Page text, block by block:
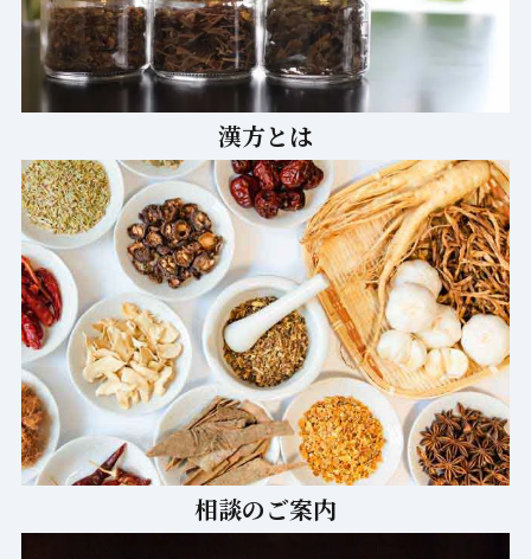
漢方とは
相談のご案内